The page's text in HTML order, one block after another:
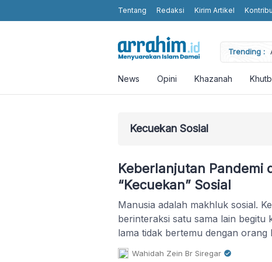
Tentang Redaksi Kirim Artikel
Trending :
Keteladanan dan Perjuangan
News Opini Khazanah
Kecuekan Sosial
Keberlanjutan Pandemi
“Kecuekan” Sosial
Manusia adalah makhluk sosial.
berinteraksi satu sama lain begitu
lama tidak bertemu dengan orang
di dalam hati bisa sedikit demi
Wahidah Zein Br Siregar